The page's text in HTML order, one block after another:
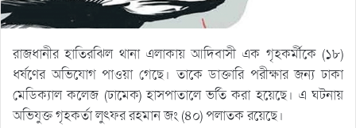
রাজধানীর হাতিরঝিল থানা এলাকায় আদিবাসী এক গৃহকর্মীকে (১৮)
ধর্ষণের অভিযোগ পাওয়া গেছে। তাকে ডাক্তারি পরীক্ষার জন্য ঢাকা
মেডিক্যাল কলেজ (ঢামেক) হাসপাতালে ভর্তি করা হয়েছে। এ ঘটনায়
অভিযুক্ত গৃহকর্তা লুৎফর রহমান জং (৪০) পলাতক রয়েছে।